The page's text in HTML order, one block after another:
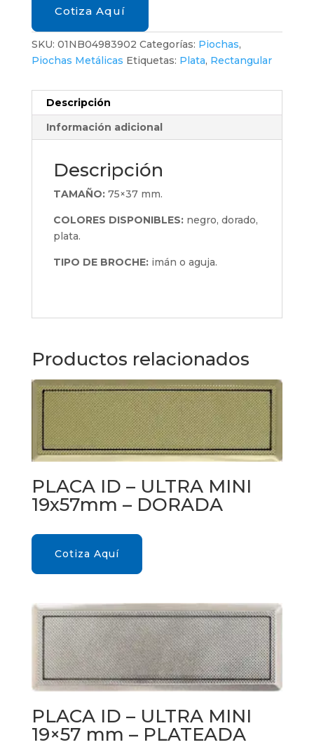
Cotiza Aquí
SKU: 01NB04983902 Categorías: Piochas,
Piochas Metálicas Etiquetas: Plata, Rectangular
Descripción
Información adicional
Descripción
TAMAÑO:75×37 mm.
COLORES DISPONIBLES:negro, dorado,
plata.
TIPO DE BROCHE:imán o aguja.
Productos relacionados
PLACA ID – ULTRA MINI
19x57mm – DORADA
Cotiza Aquí
PLACA ID – ULTRA MINI
19×57 mm – PLATEADA